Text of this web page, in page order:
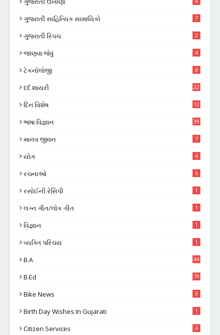
ગુજરાતી સાહિત્યિક સામાયિકો 7
ગુજરાતી સ્પિચ 2
જાણવા જેવું 4
ટેકનોલોજી 6
દર્દ શાયરી 22
દિન વિશેષ 12
ભાષા વિજ્ઞાન 39
માનવ જીવન 7
યોગ 4
રચનાઓ 6
રસોઈની રેસિપી 1
લગ્ન ગીત/લોક ગીત 1
વિજ્ઞાન 1
વ્યક્તિ પરિચય 1
B.A 44
B.Ed 79
Bike News 3
Birth Day Wishes In Gujarati 1
Citizen Services 4